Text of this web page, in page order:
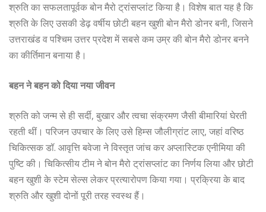
श्रुति का सफलतापूर्वक बोन मैरो ट्रांसप्लांट किया है। विशेष बात यह है कि
श्रुति के लिए उसकी डेढ़ वर्षीय छोटी बहन खुशी बोन मैरो डोनर बनी, जिसने
उत्तराखंड व पश्चिम उत्तर प्रदेश में सबसे कम उम्र की बोन मैरो डोनर बनने
का कीर्तिमान बनाया है।
बहन ने बहन को दिया नया जीवन
श्रुति को जन्म से ही सर्दी, बुखार और त्वचा संक्रमण जैसी बीमारियां घेरती
रहती थीं। परिजन उपचार के लिए उसे हिम्स जौलीग्रांट लाए, जहां वरिष्ठ
चिकित्सक डॉ. आवृत्ति बवेजा ने विस्तृत जांच कर अप्लास्टिक एनीमिया की
पुष्टि की। चिकित्सीय टीम ने बोन मैरो ट्रांसप्लांट का निर्णय लिया और छोटी
बहन खुशी के स्टेम सेल्स लेकर प्रत्यारोपण किया गया। प्रक्रिया के बाद
श्रुति और खुशी दोनों पूरी तरह स्वस्थ हैं।